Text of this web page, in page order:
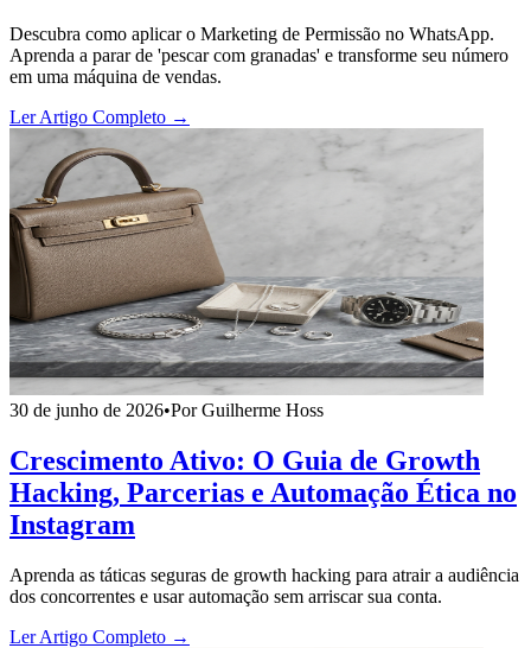
Descubra como aplicar o Marketing de Permissão no WhatsApp.
Aprenda a parar de 'pescar com granadas' e transforme seu número
em uma máquina de vendas.
Ler Artigo Completo →
30 de junho de 2026•Por Guilherme Hoss
Crescimento Ativo: O Guia de Growth
Hacking, Parcerias e Automação Ética no
Instagram
Aprenda as táticas seguras de growth hacking para atrair a audiência
dos concorrentes e usar automação sem arriscar sua conta.
Ler Artigo Completo →